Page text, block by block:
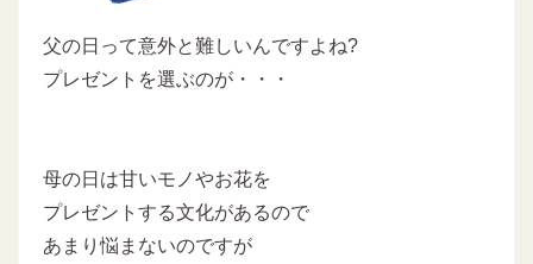
父の日って意外と難しいんですよね?
プレゼントを選ぶのが・・・
母の日は甘いモノやお花を
プレゼントする文化があるので
あまり悩まないのですが